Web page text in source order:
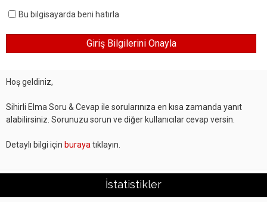
Bu bilgisayarda beni hatırla
Hoş geldiniz,
Sihirli Elma Soru & Cevap ile sorularınıza en kısa zamanda yanıt
alabilirsiniz. Sorunuzu sorun ve diğer kullanıcılar cevap versin.
Detaylı bilgi için buraya tıklayın.
İstatistikler